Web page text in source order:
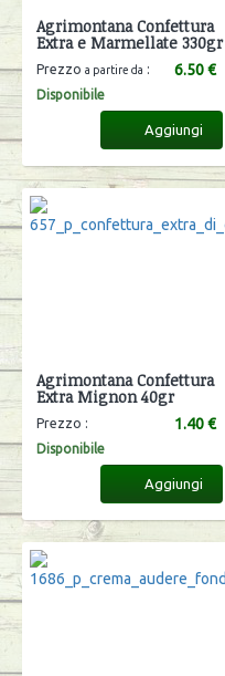
Agrimontana Confettura
Extra e Marmellate 330gr
Prezzo a partire da : 6.50 €
Disponibile
Aggiungi
Agrimontana Confettura
Extra Mignon 40gr
Prezzo : 1.40 €
Disponibile
Aggiungi